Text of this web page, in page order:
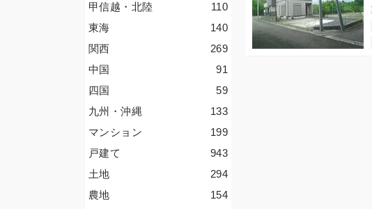
110
甲信越・北陸
140
東海
269
関西
91
中国
59
四国
133
九州・沖縄
199
マンション
943
戸建て
294
土地
154
農地